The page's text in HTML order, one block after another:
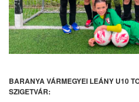
BARANYA VÁRMEGYEI LEÁNY U10
SZIGETVÁR: